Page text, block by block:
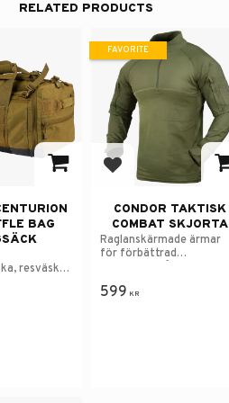
RELATED PRODUCTS
BAG
resväska
Add to favorites
CONDOR TAKTISK
COMBAT SKJORTA
Raglanskärmade ärmar
för förbättrad
599 KR
FAVORITE